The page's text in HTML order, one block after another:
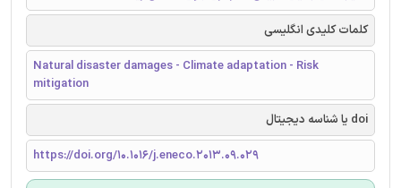
کلمات کلیدی انگلیسی
Natural disaster damages - Climate adaptation - Risk
mitigation
doi یا شناسه دیجیتال
https://doi.org/10.1016/j.eneco.2013.09.029